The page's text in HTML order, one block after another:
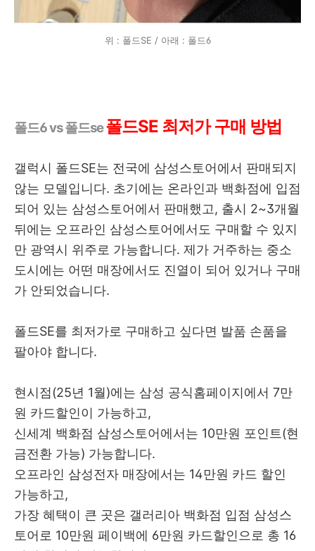
위 : 폴드SE / 아래 : 폴드6
폴드6 vs 폴드se폴드SE 최저가 구매 방법
갤럭시 폴드SE는 전국에 삼성스토어에서 판매되지
않는 모델입니다. 초기에는 온라인과 백화점에 입점
되어 있는 삼성스토어에서 판매했고, 출시 2~3개월
뒤에는 오프라인 삼성스토어에서도 구매할 수 있지
만 광역시 위주로 가능합니다. 제가 거주하는 중소
도시에는 어떤 매장에서도 진열이 되어 있거나 구매
가 안되었습니다.
폴드SE를 최저가로 구매하고 싶다면 발품 손품을
팔아야 합니다.
현시점(25년 1월)에는 삼성 공식홈페이지에서 7만
원 카드할인이 가능하고,
신세계 백화점 삼성스토어에서는 10만원 포인트(현
금전환 가능) 가능합니다.
오프라인 삼성전자 매장에서는 14만원 카드 할인
가능하고,
가장 혜택이 큰 곳은 갤러리아 백화점 입점 삼성스
토어로 10만원 페이백에 6만원 카드할인으로 총 16